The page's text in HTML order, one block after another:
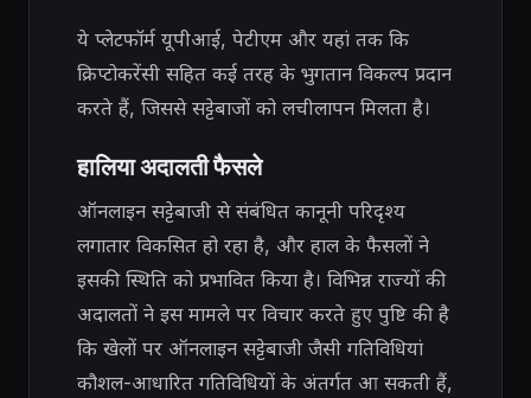
ये प्लेटफॉर्म यूपीआई, पेटीएम और यहां तक ​​कि
क्रिप्टोकरेंसी सहित कई तरह के भुगतान विकल्प प्रदान
करते हैं, जिससे सट्टेबाजों को लचीलापन मिलता है।
हालिया अदालती फैसले
ऑनलाइन सट्टेबाजी से संबंधित कानूनी परिदृश्य
लगातार विकसित हो रहा है, और हाल के फैसलों ने
इसकी स्थिति को प्रभावित किया है। विभिन्न राज्यों की
अदालतों ने इस मामले पर विचार करते हुए पुष्टि की है
कि खेलों पर ऑनलाइन सट्टेबाजी जैसी गतिविधियां
कौशल-आधारित गतिविधियों के अंतर्गत आ सकती हैं,